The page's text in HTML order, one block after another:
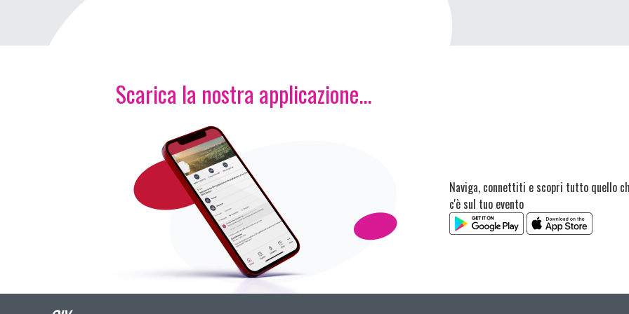
Scarica la nostra applicazione...
Naviga, connettiti e scopri tutto quello
c'è sul tuo evento